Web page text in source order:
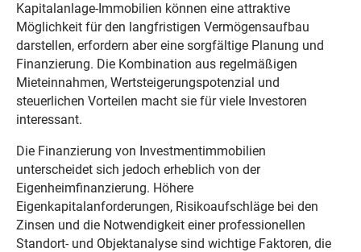
Kapitalanlage-Immobilien können eine attraktive
Möglichkeit für den langfristigen Vermögensaufbau
darstellen, erfordern aber eine sorgfältige Planung und
Finanzierung. Die Kombination aus regelmäßigen
Mieteinnahmen, Wertsteigerungspotenzial und
steuerlichen Vorteilen macht sie für viele Investoren
interessant.
Die Finanzierung von Investmentimmobilien
unterscheidet sich jedoch erheblich von der
Eigenheimfinanzierung. Höhere
Eigenkapitalanforderungen, Risikoaufschläge bei den
Zinsen und die Notwendigkeit einer professionellen
Standort- und Objektanalyse sind wichtige Faktoren, die